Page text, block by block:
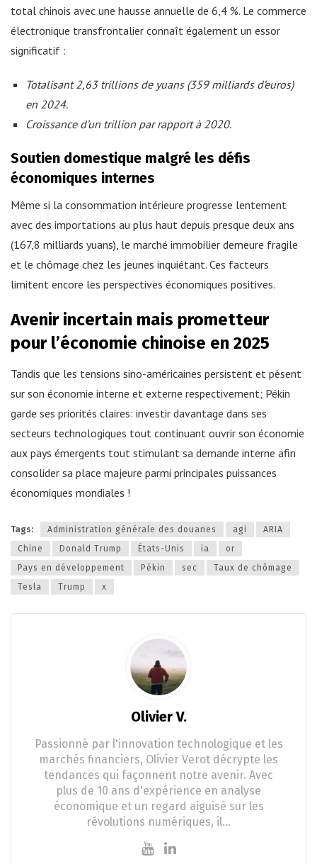
total chinois avec une hausse annuelle de 6,4 %. Le commerce
électronique transfrontalier connaît également un essor
significatif :
Totalisant 2,63 trillions de yuans (359 milliards d’euros)
en 2024.
Croissance d’un trillion par rapport à 2020.
Soutien domestique malgré les défis
économiques internes
Même si la consommation intérieure progresse lentement
avec des importations au plus haut depuis presque deux ans
(167,8 milliards yuans), le marché immobilier demeure fragile
et le chômage chez les jeunes inquiétant. Ces facteurs
limitent encore les perspectives économiques positives.
Avenir incertain mais prometteur
pour l’économie chinoise en 2025
Tandis que les tensions sino-américaines persistent et pèsent
sur son économie interne et externe respectivement; Pékin
garde ses priorités claires: investir davantage dans ses
secteurs technologiques tout continuant ouvrir son économie
aux pays émergents tout stimulant sa demande interne afin
consolider sa place majeure parmi principales puissances
économiques mondiales !
Tags: Administration générale des douanes agi
ARIA
Chine
Donald Trump États-Unis ia
or
Pays en développement
Pékin sec
Taux de chômage
Tesla
Trump x
Olivier V.
Passionné par l'innovation technologique et les
marchés financiers, Olivier Verot décrypte les
tendances qui façonnent notre avenir. Avec
plus de 10 ans d'expérience en analyse
économique et un regard aiguisé sur les
révolutions numériques, il…